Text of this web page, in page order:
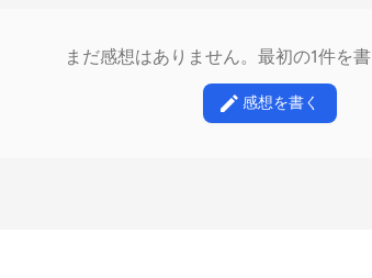
まだ感想はありません。最初の1件を
感想を書く